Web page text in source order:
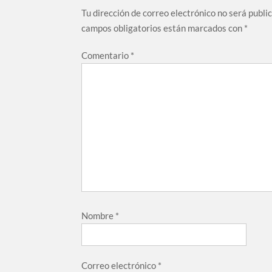
Tu dirección de correo electrónico no será
campos obligatorios están marcados con *
Comentario *
Nombre *
Correo electrónico *